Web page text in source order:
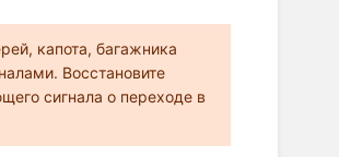
капота, багажника
Восстановите
сигнала о переходе в